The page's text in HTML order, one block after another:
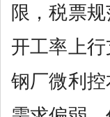
限，税票
开工率上
钢厂微利